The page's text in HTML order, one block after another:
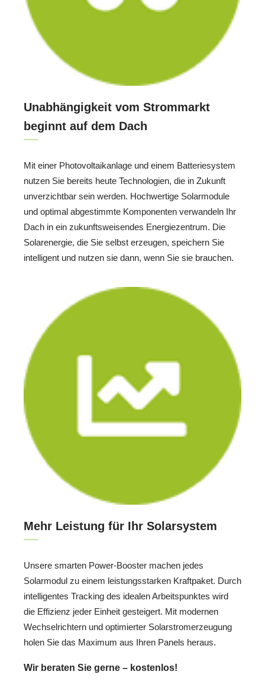
Unabhängigkeit vom Strommarkt
beginnt auf dem Dach
Mit einer Photovoltaikanlage und einem Batteriesystem
nutzen Sie bereits heute Technologien, die in Zukunft
unverzichtbar sein werden. Hochwertige Solarmodule
und optimal abgestimmte Komponenten verwandeln Ihr
Dach in ein zukunftsweisendes Energiezentrum. Die
Solarenergie, die Sie selbst erzeugen, speichern Sie
intelligent und nutzen sie dann, wenn Sie sie brauchen.
Mehr Leistung für Ihr Solarsystem
Unsere smarten Power-Booster machen jedes
Solarmodul zu einem leistungsstarken Kraftpaket. Durch
intelligentes Tracking des idealen Arbeitspunktes wird
die Effizienz jeder Einheit gesteigert. Mit modernen
Wechselrichtern und optimierter Solarstromerzeugung
holen Sie das Maximum aus Ihren Panels heraus.
Wir beraten Sie gerne – kostenlos!